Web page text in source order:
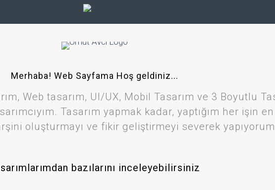
Merhaba! Web Sayfama Hoş geldiniz...
Web tasarım, UI/UX, Mobil Tasarım ve 3 Boyutlu
Tasarım yapmak kadar, yaptığım her işin
oluşturmayı ve fikir geliştirmeyi severek
bazılarını inceleyebilirsiniz